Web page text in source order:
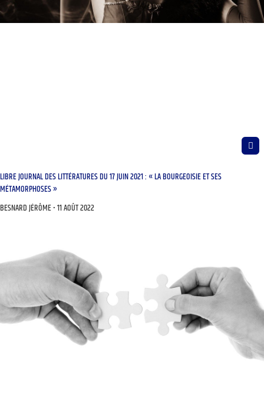
LIBRE JOURNAL DES LITTÉRATURES DU 17 JUIN 2021 : « LA BOURGEOISIE ET SES
MÉTAMORPHOSES »
BESNARD JÉRÔME 11 AOÛT 2022